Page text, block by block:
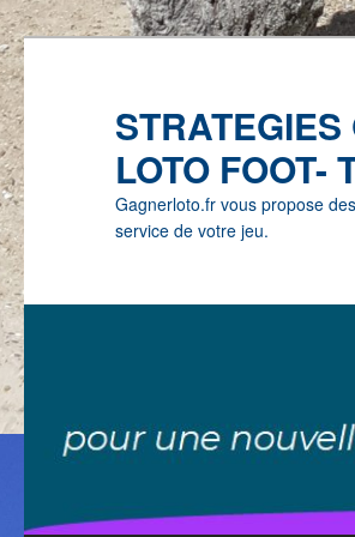
LOTO FOOT-
Gagnerloto.fr vous propose
service de votre jeu.